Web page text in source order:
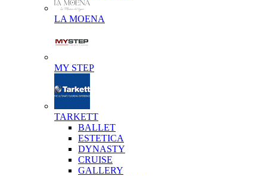
LA MOENA
MY STEP
TARKETT
BALLET
ESTETICA
DYNASTY
CRUISE
GALLERY